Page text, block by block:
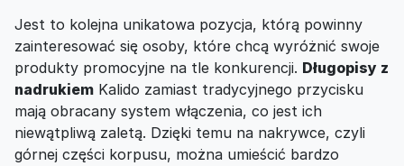
Jest to kolejna unikatowa pozycja, którą powinny
zainteresować się osoby, które chcą wyróżnić swoje
produkty promocyjne na tle konkurencji. Długopisy z
nadrukiem Kalido zamiast tradycyjnego przycisku
mają obracany system włączenia, co jest ich
niewątpliwą zaletą. Dzięki temu na nakrywce, czyli
górnej części korpusu, można umieścić bardzo